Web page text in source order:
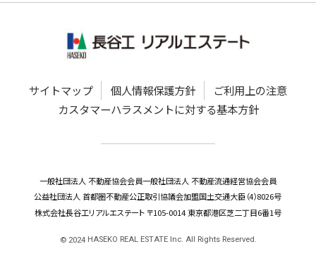
サイトマップ 個人情報保護方針
ご利用上の注意
カスタマーハラスメントに対する基本方針
一般社団法人 不動産協会会員一般社団法人 不動産流通経営協会会員
公益社団法人 首都圏不動産公正取引協議会加盟国土交通大臣（4）8026号
株式会社長谷工リアルエステート 〒105-0014 東京都港区芝二丁目6番1号
© 2024HASEKO REAL ESTATE Inc. All Rights Reserved.